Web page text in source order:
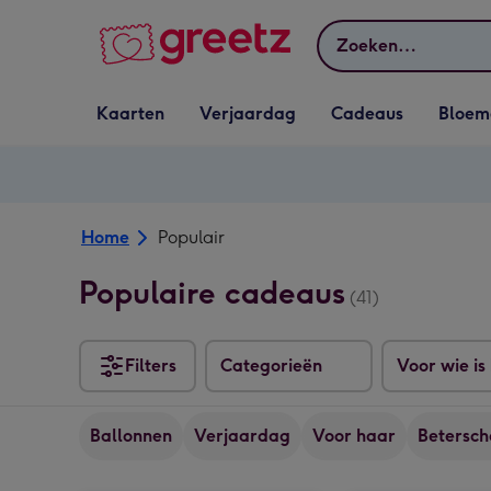
Zoeken
Vervolgkeuzelijst
Kaarten openen
Kaarten
Vervolgkeuzelijst
Verjaardag openen
Verjaardag
Vervolgkeuzelijst
Cadeaus openen
Cadeaus
Bloemen
Home Populair
Populaire cadeaus (41)
Filters Categorieën Voor wie is
Ballonnen Verjaardag Voor haar